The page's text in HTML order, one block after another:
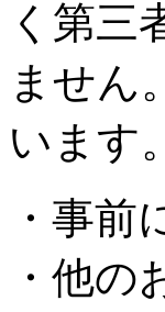
く第三
ません
います。
・事前
・他